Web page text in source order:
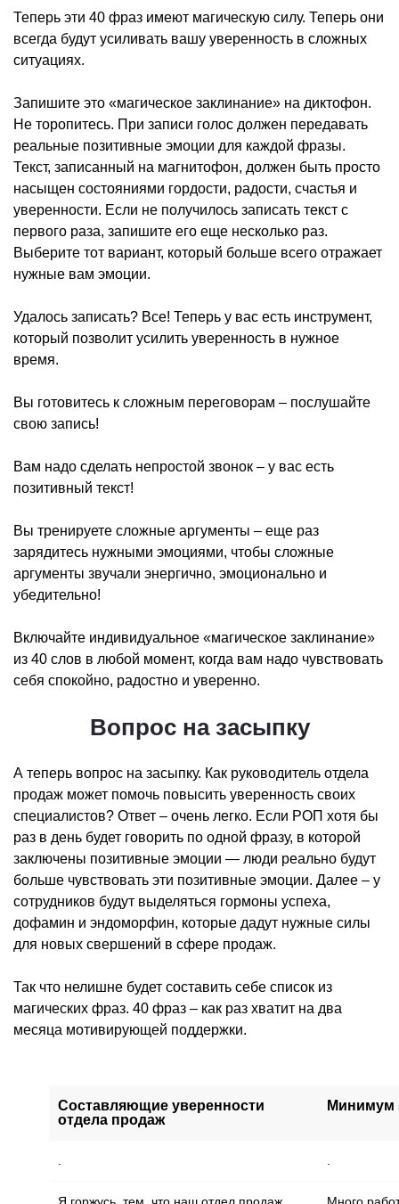
Теперь эти 40 фраз имеют магическую силу. Теперь они
всегда будут усиливать вашу уверенность в сложных
ситуациях.
Запишите это «магическое заклинание» на диктофон.
Не торопитесь. При записи голос должен передавать
реальные позитивные эмоции для каждой фразы.
Текст, записанный на магнитофон, должен быть просто
насыщен состояниями гордости, радости, счастья и
уверенности. Если не получилось записать текст с
первого раза, запишите его еще несколько раз.
Выберите тот вариант, который больше всего отражает
нужные вам эмоции.
Удалось записать? Все! Теперь у вас есть инструмент,
который позволит усилить уверенность в нужное
время.
Вы готовитесь к сложным переговорам – послушайте
свою запись!
Вам надо сделать непростой звонок – у вас есть
позитивный текст!
Вы тренируете сложные аргументы – еще раз
зарядитесь нужными эмоциями, чтобы сложные
аргументы звучали энергично, эмоционально и
убедительно!
Включайте индивидуальное «магическое заклинание»
из 40 слов в любой момент, когда вам надо чувствовать
себя спокойно, радостно и уверенно.
Вопрос на засыпку
А теперь вопрос на засыпку. Как руководитель отдела
продаж может помочь повысить уверенность своих
специалистов? Ответ – очень легко. Если РОП хотя бы
раз в день будет говорить по одной фразу, в которой
заключены позитивные эмоции — люди реально будут
больше чувствовать эти позитивные эмоции. Далее – у
сотрудников будут выделяться гормоны успеха,
дофамин и эндоморфин, которые дадут нужные силы
для новых свершений в сфере продаж.
Так что нелишне будет составить себе список из
магических фраз. 40 фраз – как раз хватит на два
месяца мотивирующей поддержки.
Составляющие уверенности
отдела продаж
Минимум